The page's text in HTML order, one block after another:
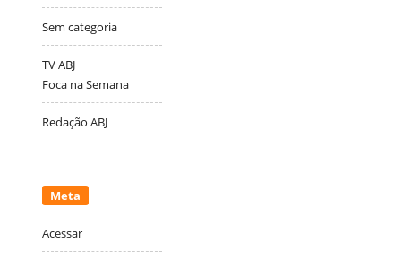
Sem categoria
TV ABJ
Foca na Semana
Redação ABJ
Meta
Acessar